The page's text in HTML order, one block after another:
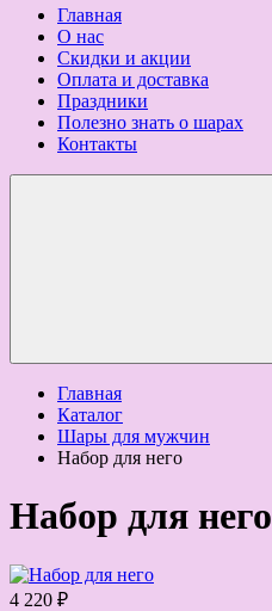
Главная
О нас
Скидки и акции
Оплата и доставка
Праздники
Полезно знать о шарах
Контакты
Главная
Каталог
Шары для мужчин
Набор для него
Набор для него
4 220 ₽